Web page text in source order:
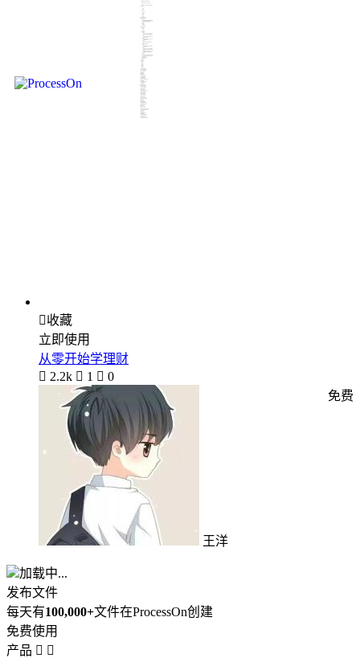
收藏
立即使用
从零开始学理财
 2.2k  1  0
王洋
免费
加载中...
发布文件
每天有100,000+文件在ProcessOn创建
免费使用
产品  